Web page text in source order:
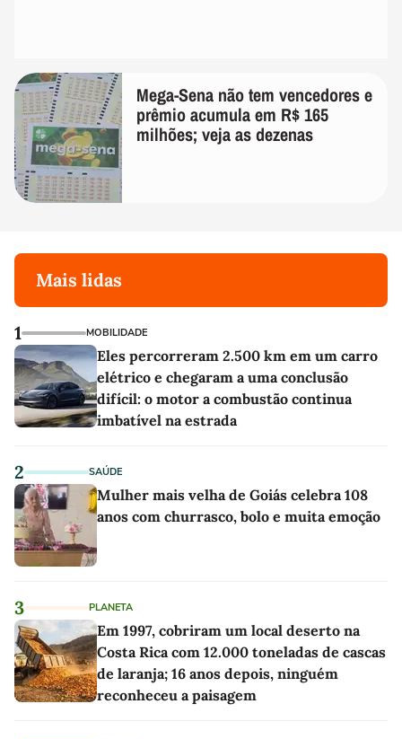
Mega-Sena não tem vencedores e
prêmio acumula em R$ 165
milhões; veja as dezenas
Mais lidas
1 MOBILIDADE
Eles percorreram 2.500 km em um carro
elétrico e chegaram a uma conclusão
difícil: o motor a combustão continua
imbatível na estrada
2 SAÚDE
Mulher mais velha de Goiás celebra 108
anos com churrasco, bolo e muita emoção
3 PLANETA
Em 1997, cobriram um local deserto na
Costa Rica com 12.000 toneladas de cascas
de laranja; 16 anos depois, ninguém
reconheceu a paisagem